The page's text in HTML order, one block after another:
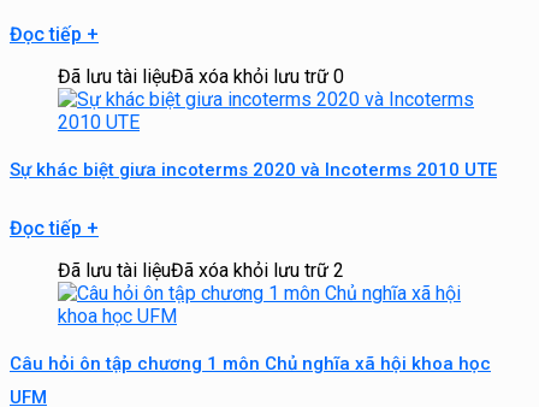
Đọc tiếp +
Đã lưu tài liệuĐã xóa khỏi lưu trữ 0
Sự khác biệt giưa incoterms 2020 và Incoterms 2010 UTE
Đọc tiếp +
Đã lưu tài liệuĐã xóa khỏi lưu trữ 2
Câu hỏi ôn tập chương 1 môn Chủ nghĩa xã hội khoa học
UFM